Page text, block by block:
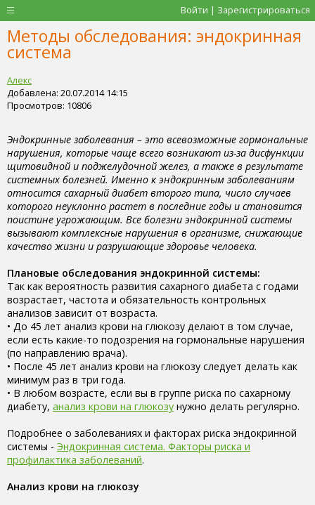
Войти | Зарегистрироваться
Методы обследования: эндокринная
система
Алекс
Добавлена: 20.07.2014 14:15
Просмотров: 10806
Эндокринные заболевания – это всевозможные гормональные
нарушения, которые чаще всего возникают из-за дисфункции
щитовидной и поджелудочной желез, а также в результате
системных болезней. Именно к эндокринным заболеваниям
относится сахарный диабет второго типа, число случаев
которого неуклонно растет в последние годы и становится
поистине угрожающим. Все болезни эндокринной системы
вызывают комплексные нарушения в организме, снижающие
качество жизни и разрушающие здоровье человека.
Плановые обследования эндокринной системы:
Так как вероятность развития сахарного диабета с годами
возрастает, частота и обязательность контрольных
анализов зависит от возраста.
• До 45 лет анализ крови на глюкозу делают в том случае,
если есть какие-то подозрения на гормональные нарушения
(по направлению врача).
• После 45 лет анализ крови на глюкозу следует делать как
минимум раз в три года.
• В любом возрасте, если вы в группе риска по сахарному
диабету, анализ крови на глюкозу нужно делать регулярно.
Подробнее о заболеваниях и факторах риска эндокринной
системы - Эндокринная система. Факторы риска и
профилактика заболеваний.
Анализ крови на глюкозу